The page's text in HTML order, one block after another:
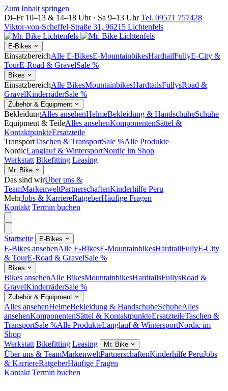
Zum Inhalt springen
Di–Fr 10–13 & 14–18 Uhr · Sa 9–13 Uhr Tel. 09571 757428
Viktor-von-Scheffel-Straße 31, 96215 Lichtenfels
E-Bikes
EinsatzbereichAlle E-BikesE-MountainbikesHardtailFullyE-City &
TourE-Road & GravelSale %
Bikes
EinsatzbereichAlle BikesMountainbikesHardtailsFullysRoad &
GravelKinderräderSale %
Zubehör & Equipment
BekleidungAlles ansehenHelmeBekleidung & HandschuheSchuhe
Equipment & TeileAlles ansehenKomponentenSättel &
KontaktpunkteErsatzteile
TransportTaschen & TransportSale %Alle Produkte
NordicLanglauf & WintersportNordic im Shop
Werkstatt Bikefitting Leasing
Mr. Bike
Das sind wirÜber uns &
TeamMarkenweltPartnerschaftenKinderhilfe Peru
MehrJobs & KarriereRatgeberHäufige Fragen
Kontakt Termin buchen
Startseite E-Bikes
E-Bikes ansehenAlle E-BikesE-MountainbikesHardtailFullyE-City
& TourE-Road & GravelSale %
Bikes
Bikes ansehenAlle BikesMountainbikesHardtailsFullysRoad &
GravelKinderräderSale %
Zubehör & Equipment
Alles ansehenHelmeBekleidung & HandschuheSchuheAlles
ansehenKomponentenSättel & KontaktpunkteErsatzteileTaschen &
TransportSale %Alle ProdukteLanglauf & WintersportNordic im
Shop
Werkstatt Bikefitting Leasing Mr. Bike
Über uns & TeamMarkenweltPartnerschaftenKinderhilfe PeruJobs
& KarriereRatgeberHäufige Fragen
Kontakt Termin buchen